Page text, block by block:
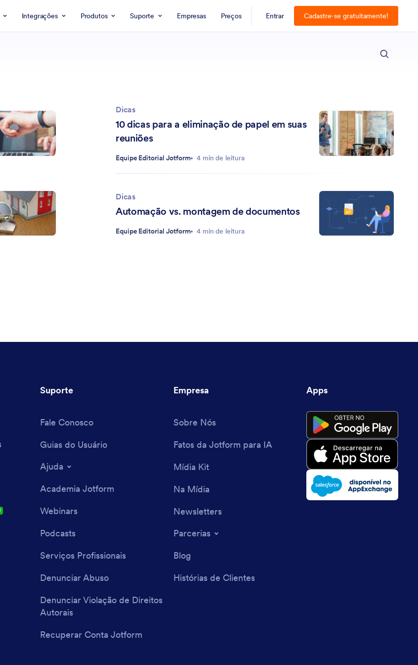
Integrações Produtos Suporte Empresas Preços Entrar Cadastre-se gratuitamente!
Dicas
10 dicas para a eliminação de papel em suas
reuniões
Equipe Editorial Jotform 4 min de leitura
Dicas
Automação vs. montagem de documentos
Equipe Editorial Jotform 4 min de leitura
ESC
Suporte
Fale Conosco
Guias do Usuário
Ajuda
Academia Jotform
Webinars
Podcasts
Serviços Profissionais
Denunciar Abuso
Denunciar Violação de Direitos
Autorais
Recuperar Conta Jotform
Empresa
Sobre Nós
Fatos da Jotform para IA
Mídia Kit
Na Mídia
Newsletters
Parcerias
Blog
Histórias de Clientes
Apps